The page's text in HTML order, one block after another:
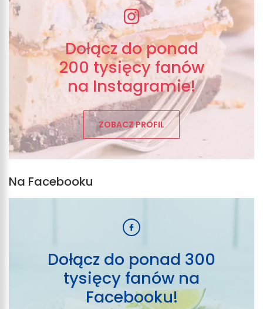
Dołącz do ponad
200 tysięcy fanów
na Instagramie!
ZOBACZ PROFIL
Na Facebooku
Dołącz do ponad 300
tysięcy fanów na
Facebooku!